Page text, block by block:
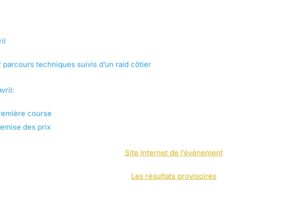
parcours techniques suivis d’un raid côtier
course
des prix
Site Internet de l’évènement
Les résultats provisoires